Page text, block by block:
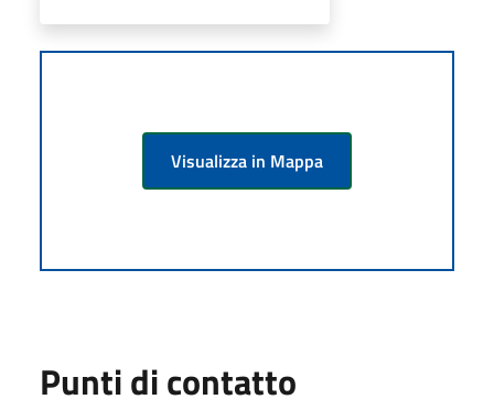
Visualizza in Mappa
Punti di contatto